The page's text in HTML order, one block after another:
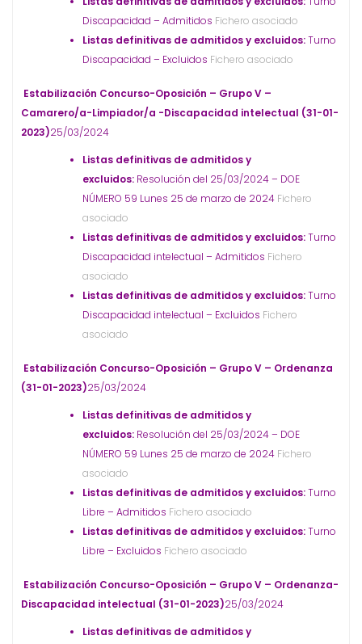
Discapacidad – Admitidos Fichero asociado
Listas definitivas de admitidos y excluidos:Turno
Discapacidad – Excluidos Fichero asociado
Estabilización Concurso-Oposición – Grupo V –
Camarero/a-Limpiador/a -Discapacidad intelectual (31-01-
2023)25/03/2024
Listas definitivas de admitidos y
excluidos: Resolución del 25/03/2024 – DOE
NÚMERO 59 Lunes 25 de marzo de 2024 Fichero
asociado
Listas definitivas de admitidos y excluidos:Turno
Discapacidad intelectual – Admitidos Fichero
asociado
Listas definitivas de admitidos y excluidos:Turno
Discapacidad intelectual – Excluidos Fichero
asociado
Estabilización Concurso-Oposición – Grupo V – Ordenanza
(31-01-2023)25/03/2024
Listas definitivas de admitidos y
excluidos: Resolución del 25/03/2024 – DOE
NÚMERO 59 Lunes 25 de marzo de 2024 Fichero
asociado
Listas definitivas de admitidos y excluidos:Turno
Libre – Admitidos Fichero asociado
Listas definitivas de admitidos y excluidos:Turno
Libre – Excluidos Fichero asociado
Estabilización Concurso-Oposición – Grupo V – Ordenanza-
Discapacidad intelectual (31-01-2023)25/03/2024
Listas definitivas de admitidos y